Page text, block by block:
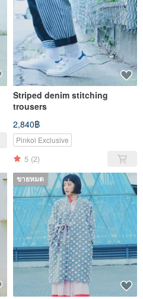
Striped denim stitching
trousers
2,840฿
Pinkoi Exclusive
5 (2)
ขายหมด